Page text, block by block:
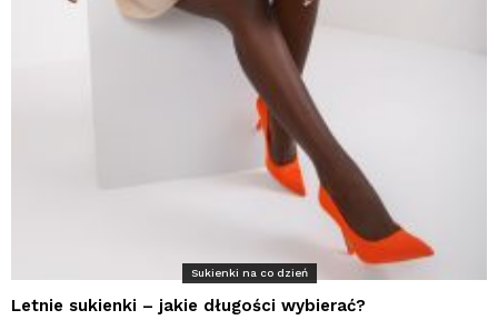
Sukienki na co dzień
Letnie sukienki – jakie długości wybierać?